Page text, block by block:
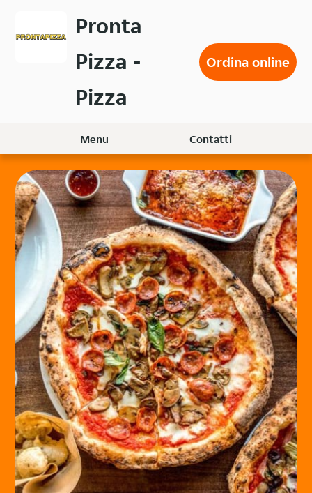
contenuto
Pronta
Pizza -
Pizza
Ordina online
Menu Contatti